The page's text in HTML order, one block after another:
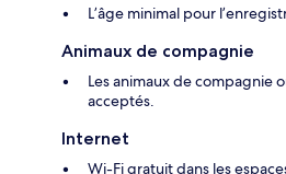
L’âge minimal pour
Animaux de compagnie
Les animaux de compagnie
acceptés.
Internet
Wi-Fi gratuit dans les